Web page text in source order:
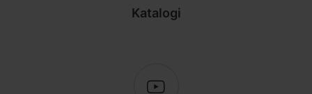
Katalogi